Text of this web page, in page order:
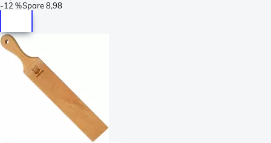
-12 %Spare8,98